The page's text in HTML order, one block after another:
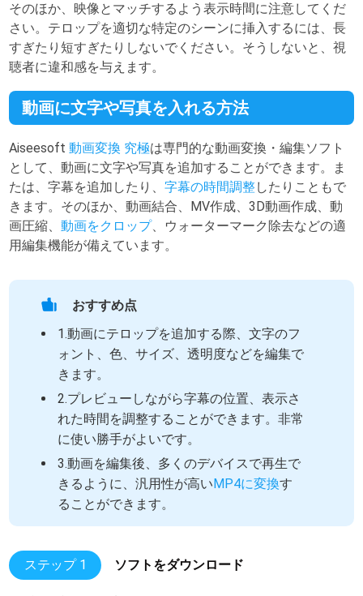
そのほか、映像とマッチするよう表示時間に注意してくだ
さい。テロップを適切な特定のシーンに挿入するには、長
すぎたり短すぎたりしないでください。そうしないと、視
聴者に違和感を与えます。
動画に文字や写真を入れる方法
Aiseesoft動画変換 究極は専門的な動画変換・編集ソフト
として、動画に文字や写真を追加することができます。ま
たは、字幕を追加したり、字幕の時間調整したりこともで
きます。そのほか、動画結合、MV作成、3D動画作成、動
画圧縮、動画をクロップ、ウォーターマーク除去などの適
用編集機能が備えています。
おすすめ点
1.動画にテロップを追加する際、文字のフ
ォント、色、サイズ、透明度などを編集で
きます。
2.プレビューしながら字幕の位置、表示さ
れた時間を調整することができます。非常
に使い勝手がよいです。
3.動画を編集後、多くのデバイスで再生で
きるように、汎用性が高いMP4に変換す
ることができます。
ステップ 1 ソフトをダウンロード